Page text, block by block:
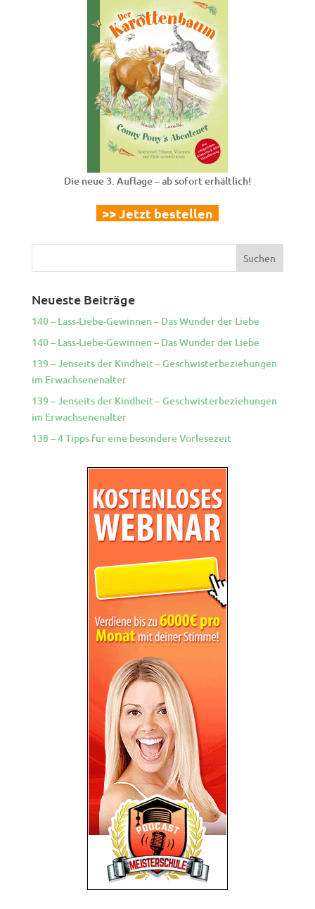
Die neue 3. Auflage – ab sofort erhältlich!
>> Jetzt bestellen
Neueste Beiträge
140 – Lass-Liebe-Gewinnen – Das Wunder der Liebe
140 – Lass-Liebe-Gewinnen – Das Wunder der Liebe
139 – Jenseits der Kindheit – Geschwisterbeziehungen
im Erwachsenenalter
139 – Jenseits der Kindheit – Geschwisterbeziehungen
im Erwachsenenalter
138 – 4 Tipps fur eine besondere Vorlesezeit